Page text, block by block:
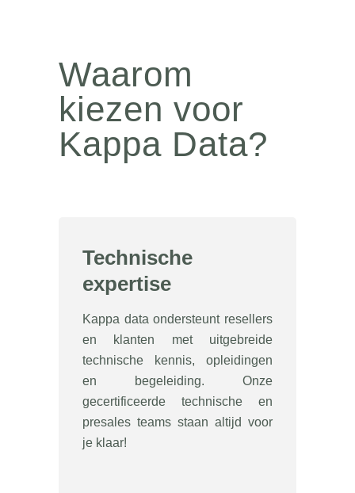
Waarom
kiezen voor
Kappa Data?
Technische
expertise
Kappa data ondersteunt resellers
en klanten met uitgebreide
technische kennis, opleidingen
en begeleiding. Onze
gecertificeerde technische en
presales teams staan altijd voor
je klaar!